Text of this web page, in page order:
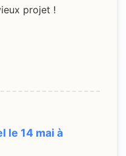
projet !
le 14 mai à